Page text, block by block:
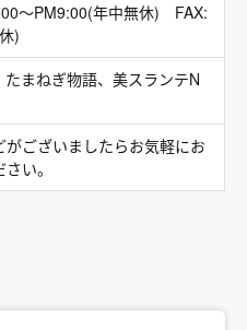
～PM9:00(年中無休) FAX:
)
たまねぎ物語、美スランテN
がございましたらお気軽にお
い。